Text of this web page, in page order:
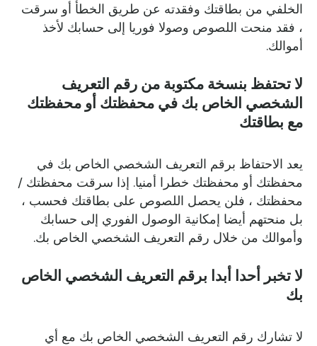
الخلفي من بطاقتك وفقدته عن طريق الخطأ أو سرقت
، فقد منحت اللصوص وصولا فوريا إلى حسابك لأخذ
أموالك.
لا تحتفظ بنسخة مكتوبة من رقم التعريف
الشخصي الخاص بك في محفظتك أو محفظتك
مع بطاقتك
يعد الاحتفاظ برقم التعريف الشخصي الخاص بك في
محفظتك أو محفظتك خطرا أمنيا. إذا سرقت محفظتك /
محفظتك ، فلن يحصل اللصوص على بطاقتك فحسب ،
بل منحتهم أيضا إمكانية الوصول الفوري إلى حسابك
وأموالك من خلال رقم التعريف الشخصي الخاص بك.
لا تخبر أحدا أبدا برقم التعريف الشخصي الخاص
بك
لا تشارك رقم التعريف الشخصي الخاص بك مع أي